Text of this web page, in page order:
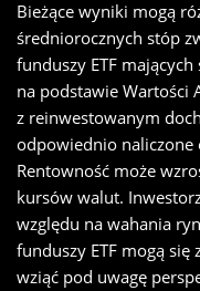
Bieżące wyniki mogą
średniorocznych stóp
funduszy ETF
na podstawie Wartości
z reinwestowanym
odpowiednio naliczone
Rentowność może
kursów walut.
względu na wahania
funduszy ETF mogą
wziąć pod uwagę